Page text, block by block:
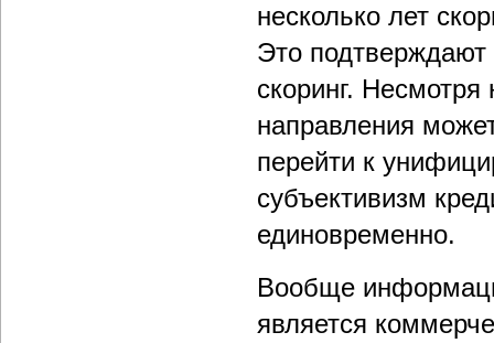
несколько лет
Это
скоринг. Несмотря
направления
перейти к
субъективизм
единовременно.
Вообще
является